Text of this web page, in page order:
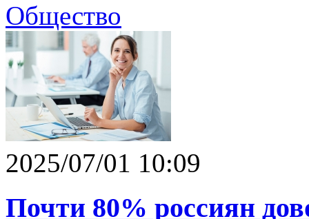
Общество
2025/07/01 10:09
Почти 80% россиян